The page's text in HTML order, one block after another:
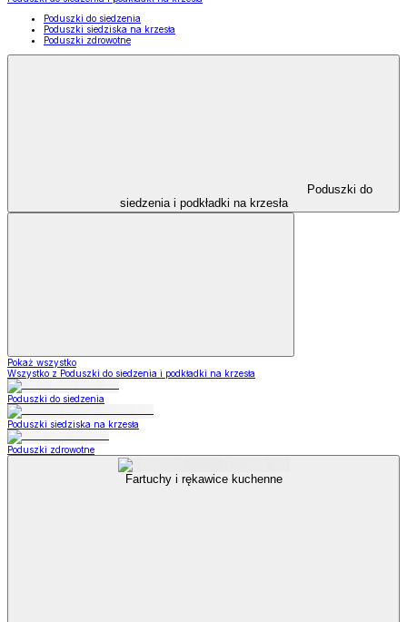
Poduszki do siedzenia
Poduszki siedziska na krzesła
Poduszki zdrowotne
Poduszki do
siedzenia i podkładki na krzesła
Pokaż wszystko
Wszystko z Poduszki do siedzenia i podkładki na krzesła
Poduszki do siedzenia
Poduszki siedziska na krzesła
Poduszki zdrowotne
Fartuchy i rękawice kuchenne